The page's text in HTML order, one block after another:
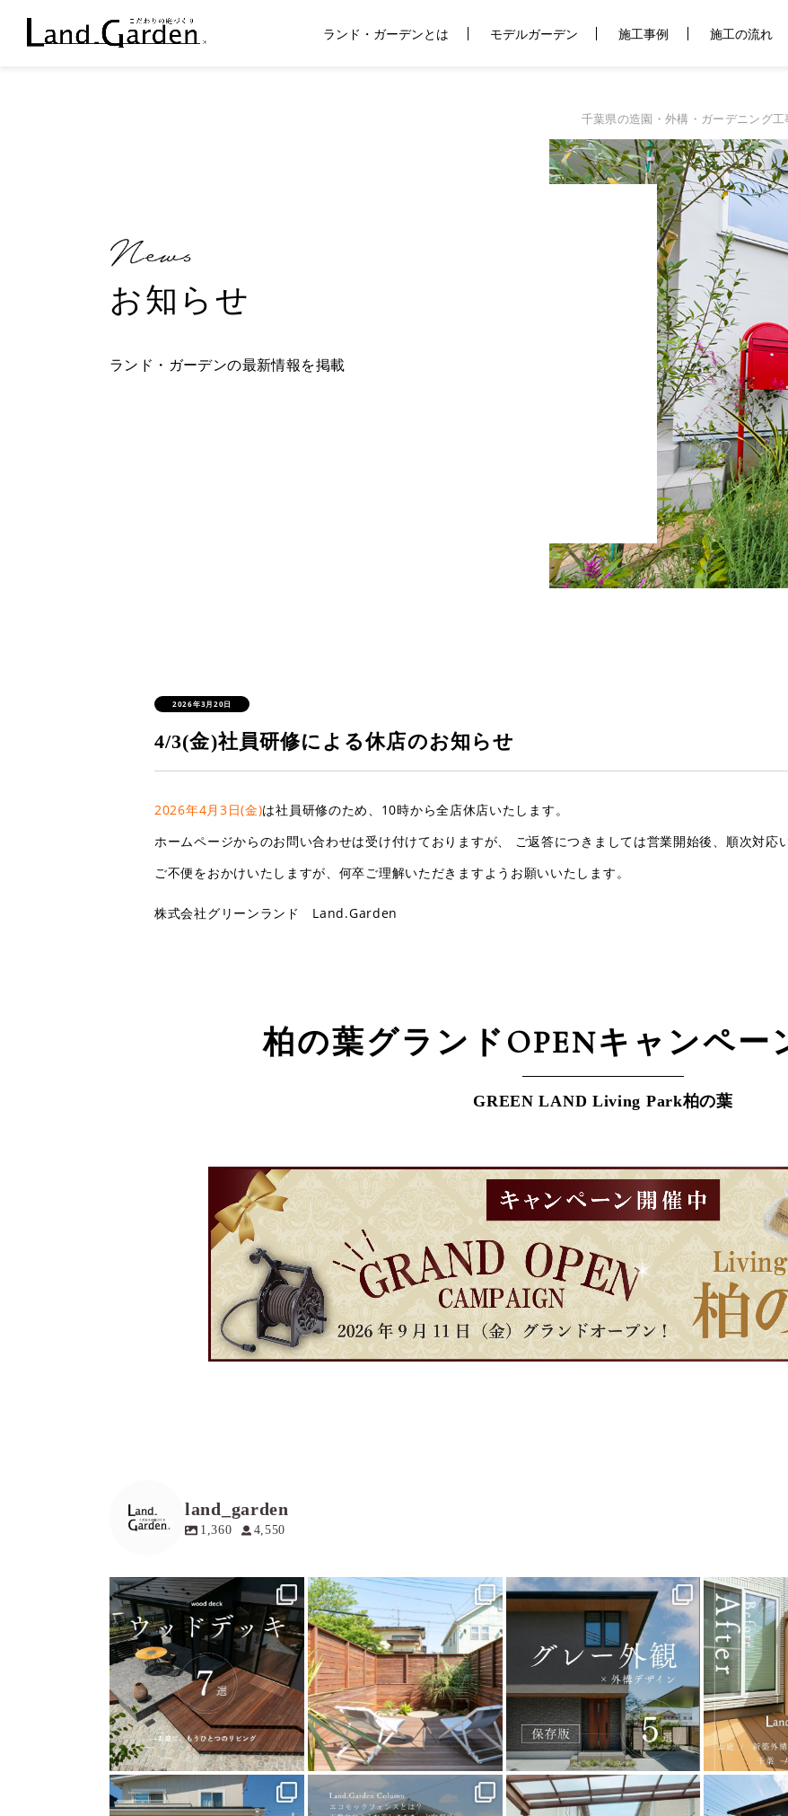
ランド・ガーデンとは モデルガーデン 施工事例 施工の流れ
千葉県の造園・外構・ガーデニング
お知らせ
ランド・ガーデンの最新情報を掲載
2026年3月20日
4/3(金)社員研修による休店のお知らせ
2026年4月3日(金)は社員研修のため、10時から全店休店いたします。
ホームページからのお問い合わせは受け付けておりますが、 ご返答につきましては営業開始後、順次対応
ご不便をおかけいたしますが、何卒ご理解いただきますようお願いいたします。
株式会社グリーンランド Land.Garden
柏の葉グランドOPENキャンペー
GREEN LAND Living Park柏の葉
land_garden
1,360 4,550
land_garden
19 0
land_garden
19 0
land_garden
20 0
land_garden
25 0
land_garden
15 0
land_garden
32 0